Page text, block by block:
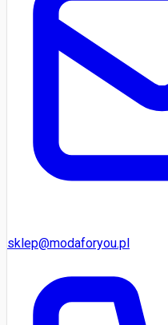
sklep@modaforyou.pl